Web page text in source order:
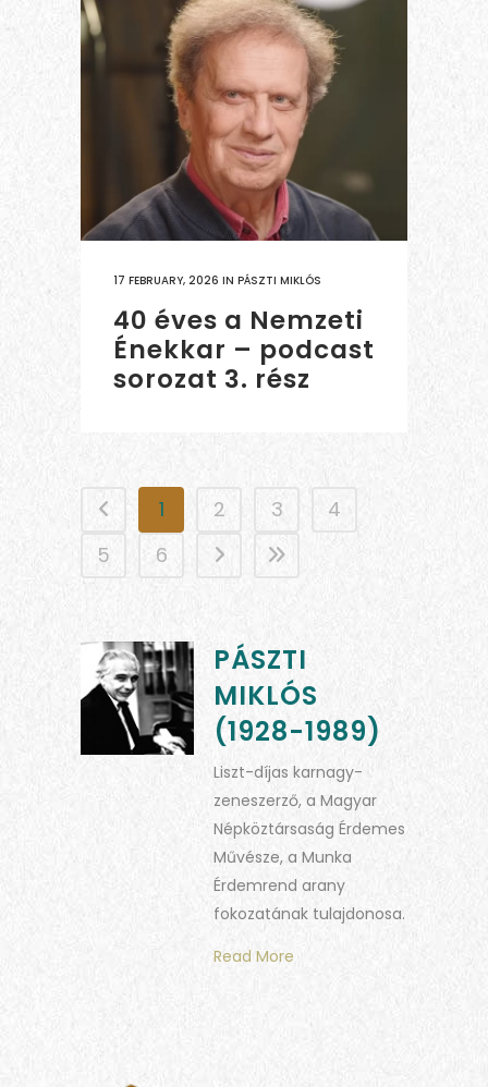
17 FEBRUARY, 2026 IN PÁSZTI MIKLÓS
40 éves a Nemzeti
Énekkar – podcast
sorozat 3. rész
1 2 3
4
5
6
PÁSZTI
MIKLÓS
(1928-1989)
Liszt-díjas karnagy-
zeneszerző, a Magyar
Népköztársaság Érdemes
Művésze, a Munka
Érdemrend arany
fokozatának tulajdonosa.
Read More